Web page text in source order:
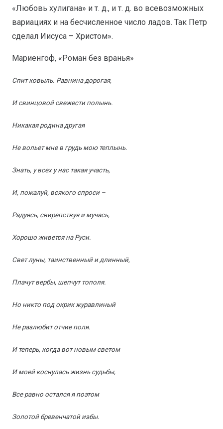
«Любовь хулигана» и т. д., и т. д. во всевозможных
вариациях и на бесчисленное число ладов. Так Петр
сделал Иисуса – Христом».
Мариенгоф, «Роман без вранья»
Спит ковыль. Равнина дорогая,
И свинцовой свежести полынь.
Никакая родина другая
Не вольет мне в грудь мою теплынь.
Знать, у всех у нас такая участь,
И, пожалуй, всякого спроси –
Радуясь, свирепствуя и мучась,
Хорошо живется на Руси.
Свет луны, таинственный и длинный,
Плачут вербы, шепчут тополя.
Но никто под окрик журавлиный
Не разлюбит отчие поля.
И теперь, когда вот новым светом
И моей коснулась жизнь судьбы,
Все равно остался я поэтом
Золотой бревенчатой избы.